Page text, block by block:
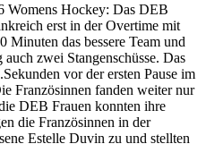
Womens Hockey: Das DEB
erst in der Overtime mit
Minuten das bessere Team und
zwei Stangenschüsse. Das
vor der ersten Pause im
Französinnen fanden weiter nur
DEB Frauen konnten ihre
die Französinnen in der
Estelle Duvin zu und stellten